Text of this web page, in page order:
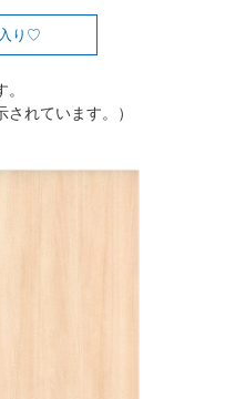
り
されています。）